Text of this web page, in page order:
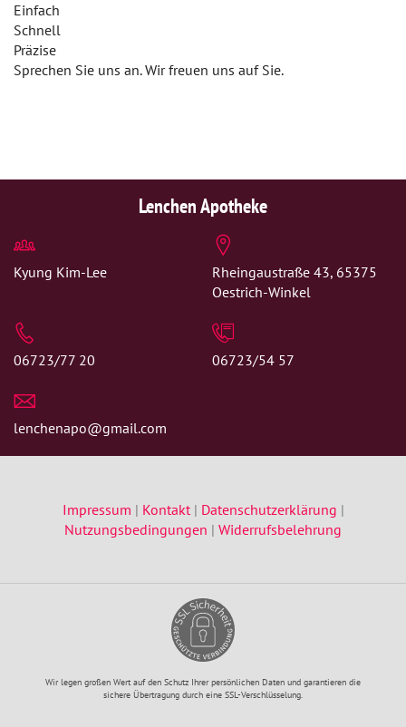
Einfach
Schnell
Präzise
Sprechen Sie uns an. Wir freuen uns auf Sie.
Lenchen Apotheke
Kyung Kim-Lee
Rheingaustraße 43, 65375
Oestrich-Winkel
06723/77 20 06723/54 57
lenchenapo@gmail.com
Impressum | Kontakt| Datenschutzerklärung |
Nutzungsbedingungen | Widerrufsbelehrung
Wir legen großen Wert auf den Schutz Ihrer persönlichen Daten und garantieren die
sichere Übertragung durch eine SSL-Verschlüsselung.